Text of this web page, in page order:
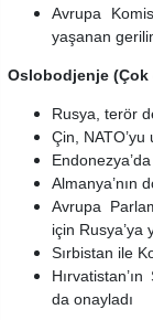
Avrupa
yaşanan
Oslobodjenje (Çok
Rusya, terör
Çin, NATO’yu
Almanya’nın
Avrupa
için Rusya’ya
Sırbistan ile
da onayladı